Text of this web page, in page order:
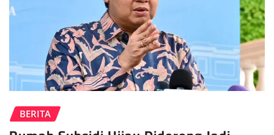
BERITA